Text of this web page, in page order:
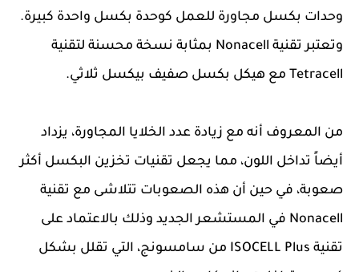
وحدات بكسل مجاورة للعمل كوحدة بكسل واحدة كبيرة.
وتعتبر تقنية Nonacell بمثابة نسخة محسنة لتقنية
Tetracell مع هيكل بكسل صفيف بيكسل ثلاثي.
من المعروف أنه مع زيادة عدد الخلايا المجاورة، يزداد
أيضاً تداخل اللون، مما يجعل تقنيات تخزين البكسل أكثر
صعوبة، في حين أن هذه الصعوبات تتلاشى مع تقنية
Nonacell في المستشعر الجديد وذلك بالاعتماد على
تقنية ISOCELL Plus من سامسونج، التي تقلل بشكل